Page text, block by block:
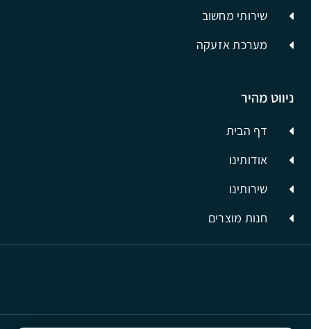
ניווט מהיר
דף הבית
אודותינו
שירותינו
חנות מוצרים
שירותי מחשוב
מערכת אזעקה